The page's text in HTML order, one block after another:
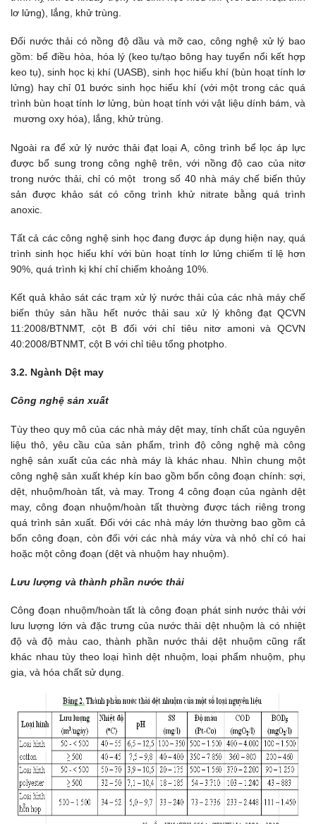
lơ lửng), lắng, khử trùng.
Đối nước thải có nồng độ dầu và mỡ cao, công nghệ xử lý bao
gồm: bể điều hòa, hóa lý (keo tụ/tạo bông hay tuyển nổi kết hợp
keo tụ), sinh học kị khí (UASB), sinh học hiếu khí (bùn hoạt tính lơ
lửng) hay chỉ 01 bước sinh học hiếu khí (với một trong các quá
trình bùn hoạt tính lơ lửng, bùn hoạt tính với vật liệu dính bám, và
mương oxy hóa), lắng, khử trùng.
Ngoài ra để xử lý nước thải đạt loại A, công trình bể lọc áp lực
được bổ sung trong công nghệ trên, với nồng độ cao của nitơ
trong nước thải, chỉ có một trong số 40 nhà máy chế biến thủy
sản được khảo sát có công trình khử nitrate bằng quá trình
anoxic.
Tất cả các công nghệ sinh học đang được áp dụng hiện nay, quá
trình sinh học hiếu khí với bùn hoạt tính lơ lửng chiếm tỉ lệ hơn
90%, quá trình kị khí chỉ chiếm khoảng 10%.
Kết quả khảo sát các trạm xử lý nước thải của các nhà máy chế
biến thủy sản hầu hết nước thải sau xử lý không đạt QCVN
11:2008/BTNMT, cột B đối với chỉ tiêu nitơ amoni và QCVN
40:2008/BTNMT, cột B với chỉ tiêu tổng photpho.
3.2. Ngành Dệt may
Công nghệ sản xuất
Tùy theo quy mô của các nhà máy dệt may, tính chất của nguyên
liệu thô, yêu cầu của sản phẩm, trình độ công nghệ mà công
nghệ sản xuất của các nhà máy là khác nhau. Nhìn chung một
công nghệ sản xuất khép kín bao gồm bốn công đoạn chính: sợi,
dệt, nhuộm/hoàn tất, và may. Trong 4 công đoạn của ngành dệt
may, công đoạn nhuộm/hoàn tất thường được tách riêng trong
quá trình sản xuất. Đối với các nhà máy lớn thường bao gồm cả
bốn công đoạn, còn đối với các nhà máy vừa và nhỏ chỉ có hai
hoặc một công đoạn (dệt và nhuộm hay nhuộm).
Lưu lượng và thành phần nước thải
Công đoạn nhuộm/hoàn tất là công đoạn phát sinh nước thải với
lưu lượng lớn và đặc trưng của nước thải dệt nhuộm là có nhiệt
độ và độ màu cao, thành phần nước thải dệt nhuộm cũng rất
khác nhau tùy theo loại hình dệt nhuộm, loại phẩm nhuộm, phụ
gia, và hóa chất sử dụng.